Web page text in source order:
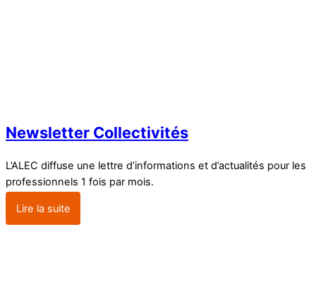
Newsletter Collectivités
L’ALEC diffuse une lettre d’informations et d’actualités pour les
professionnels 1 fois par mois.
Lire la suite